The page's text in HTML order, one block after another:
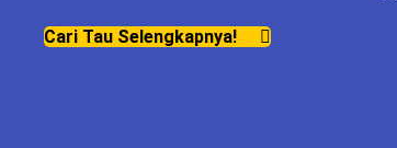
Cari Tau Selengkapnya!